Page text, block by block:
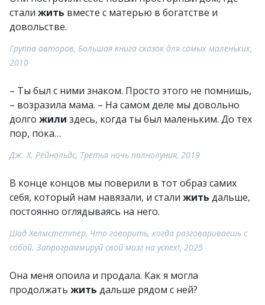
стали жить вместе с матерью в богатстве и
довольстве.
Группа авторов, Большая книга сказок для самых маленьких,
2010
– Ты был с ними знаком. Просто этого не помнишь,
– возразила мама. – На самом деле мы довольно
долго жили здесь, когда ты был маленьким. До тех
пор, пока…
Дж. Х. Рейнольдс, Третья ночь полнолуния, 2019
В конце концов мы поверили в тот образ самих
себя, который нам навязали, и стали жить дальше,
постоянно оглядываясь на него.
Шад Хелмстеттер, Что говорить, когда разговариваешь с
собой. Запрограммируй свой мозг на успех!, 2025
Она меня опоила и продала. Как я могла
продолжать жить дальше рядом с ней?